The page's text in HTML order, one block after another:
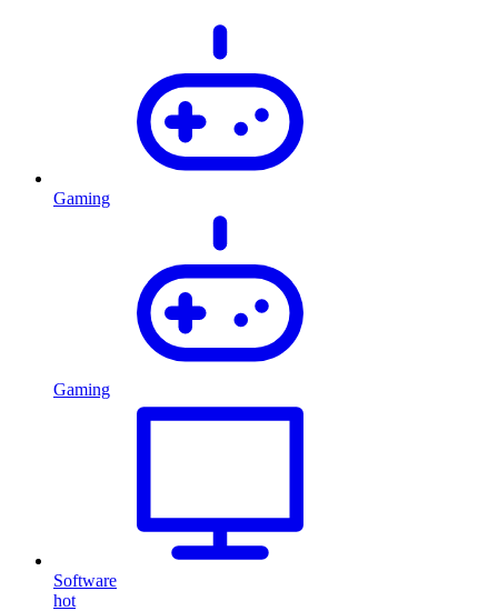
Gaming
Gaming
Software
hot